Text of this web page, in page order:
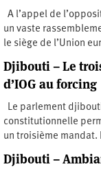
A l’appel de
un vaste
le siège de l’Union
Djibouti – Le
d’IOG au forcing
Le parlement
constitutionnelle
un troisième
Djibouti –